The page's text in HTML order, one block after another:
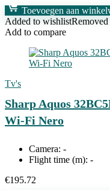
Toevoegen aan
Added to wishlist
Add to compare
Tv's
Sharp Aquos
Wi-Fi Nero
Camera: -
Flight time (m): -
€195.72